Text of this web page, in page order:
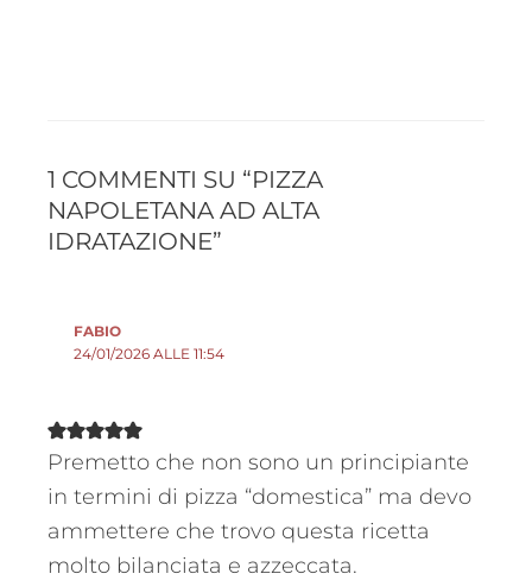
1 COMMENTI SU “PIZZA
NAPOLETANA AD ALTA
IDRATAZIONE”
FABIO
24/01/2026 ALLE 11:54
Premetto che non sono un principiante
in termini di pizza “domestica” ma devo
ammettere che trovo questa ricetta
molto bilanciata e azzeccata.